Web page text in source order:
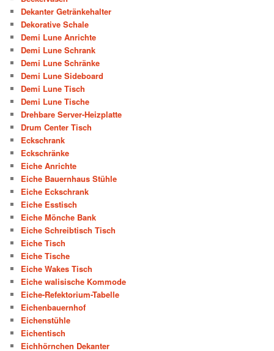
Dekanter Getränkehalter
Dekorative Schale
Demi Lune Anrichte
Demi Lune Schrank
Demi Lune Schränke
Demi Lune Sideboard
Demi Lune Tisch
Demi Lune Tische
Drehbare Server-Heizplatte
Drum Center Tisch
Eckschrank
Eckschränke
Eiche Anrichte
Eiche Bauernhaus Stühle
Eiche Eckschrank
Eiche Esstisch
Eiche Mönche Bank
Eiche Schreibtisch Tisch
Eiche Tisch
Eiche Tische
Eiche Wakes Tisch
Eiche walisische Kommode
Eiche-Refektorium-Tabelle
Eichenbauernhof
Eichenstühle
Eichentisch
Eichhörnchen Dekanter